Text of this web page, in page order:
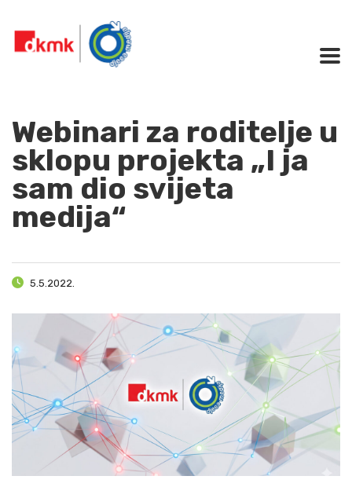
Webinari za roditelje u
sklopu projekta „I ja
sam dio svijeta
medija“
5.5.2022.